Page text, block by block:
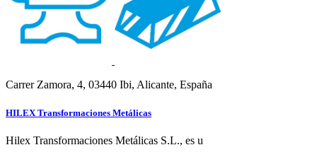
Carrer Zamora, 4, 03440 Ibi, Alicante, España
HILEX Transformaciones Metálicas
Hilex Transformaciones Metálicas S.L., es u